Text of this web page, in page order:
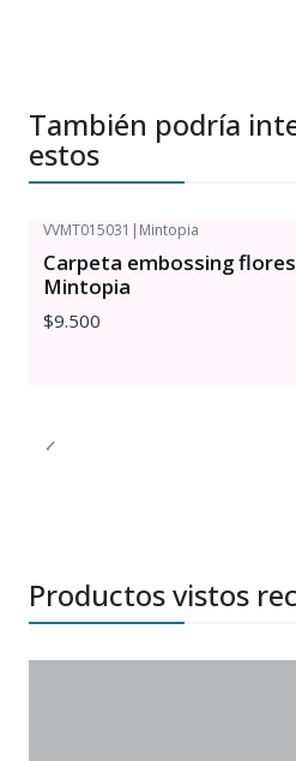
También podría
estos
VVMT015031 | Mintopia
Carpeta embossing
Mintopia
$9.500
Productos vistos